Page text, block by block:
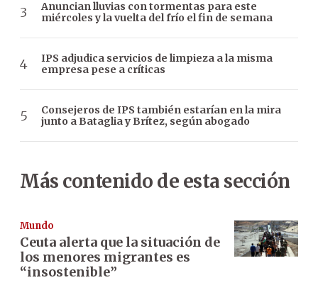
Anuncian lluvias con tormentas para este
miércoles y la vuelta del frío el fin de semana
IPS adjudica servicios de limpieza a la misma
empresa pese a críticas
Consejeros de IPS también estarían en la mira
junto a Bataglia y Brítez, según abogado
Más contenido de esta sección
Mundo
Ceuta alerta que la situación de
los menores migrantes es
“insostenible”